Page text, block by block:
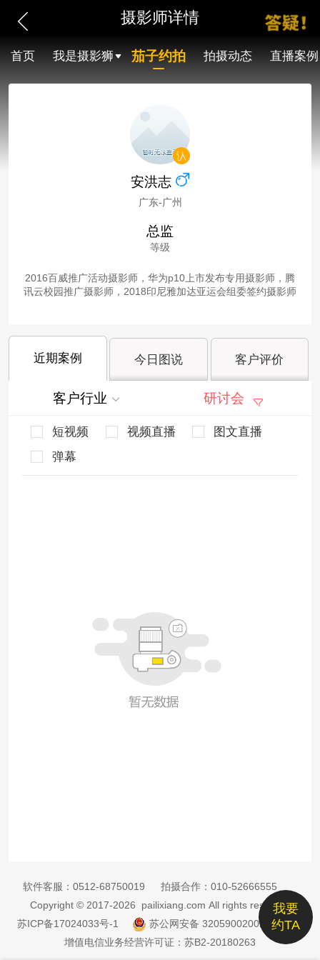
摄影师详情
首页 我是摄影狮 茄子约拍 拍摄动态 直播案例
安洪志
广东-广州
总监
等级
2016百威推广活动摄影师，华为p10上市发布专用摄影师，腾
讯云校园推广摄影师，2018印尼雅加达亚运会组委签约摄影师
近期案例 今日图说 客户评价
客户行业 研讨会
短视频 视频直播
图文直播
弹幕
我要
约TA
软件客服： 0512-68750019 拍摄合作： 010-52666555
Copyright © 2017-2026 pailixiang.com All rights reserved
苏ICP备17024033号-1
苏公网安备 32059002002885号
增值电信业务经营许可证：苏B2-20180263